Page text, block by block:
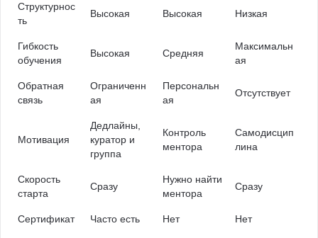
Структурнос
ть
Высокая Высокая Низкая
Гибкость
обучения
Высокая Средняя
Максимальн
ая
Обратная
связь
Ограниченн
ая
Персональн
ая
Отсутствует
Мотивация
Дедлайны,
куратор и
группа
Контроль
ментора
Самодисцип
лина
Скорость
старта
Сразу
Нужно найти
ментора
Сразу
Сертификат Часто есть Нет Нет